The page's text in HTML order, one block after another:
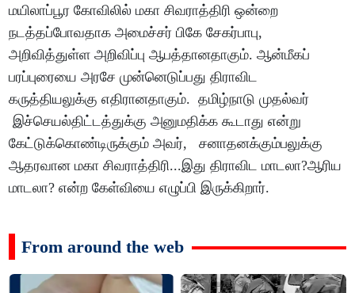
மயிலாப்பூர கோவிலில் மகா சிவராத்திரி ஒன்றை
நடத்தப்போவதாக அமைச்சர் பிகே சேகர்பாபு,
அறிவித்துள்ள அறிவிப்பு ஆபத்தானதாகும். ஆன்மீகப்
பரப்புரையை அரசே முன்னெடுப்பது திராவிட
கருத்தியலுக்கு எதிரானதாகும். தமிழ்நாடு முதல்வர்
இச்செயல்திட்டத்துக்கு அனுமதிக்க கூடாது என்று
கேட்டுக்கொண்டிருக்கும் அவர், சனாதனக்கும்பலுக்கு
ஆதரவான மகா சிவராத்திரி...இது திராவிட மாடலா?ஆரிய
மாடலா? என்ற கேள்வியை எழுப்பி இருக்கிறார்.
From around the web